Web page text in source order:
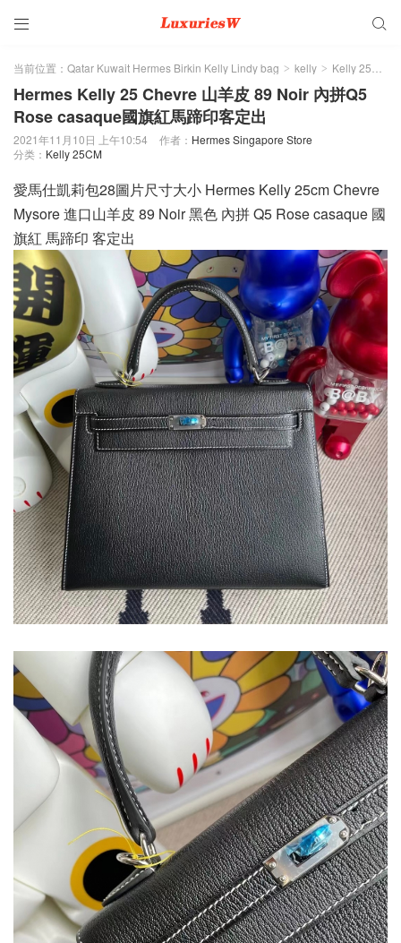
 
当前位置： Qatar Kuwait Hermes Birkin Kelly Lindy bag > kelly > Kelly 25CM
Hermes Kelly 25 Chevre 山羊皮 89 Noir 內拼Q5
Rose casaque國旗紅馬蹄印客定出
2021年11月10日 上午10:54 作者： Hermes Singapore Store
分类： Kelly 25CM
愛馬仕凱莉包28圖片尺寸大小 Hermes Kelly 25cm Chevre
Mysore 進口山羊皮 89 Noir 黑色 內拼 Q5 Rose casaque 國
旗紅 馬蹄印 客定出